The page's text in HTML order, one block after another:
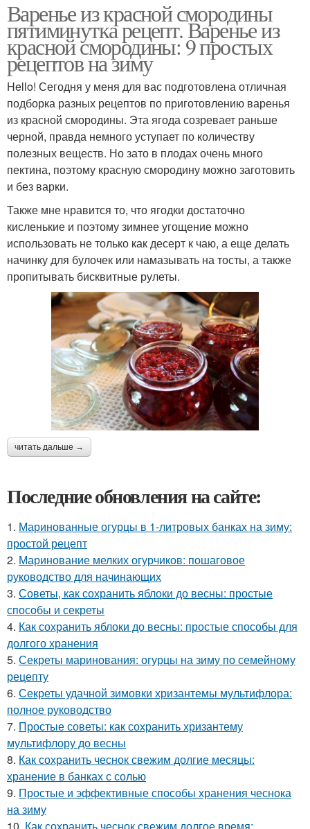
Варенье из красной смородины
пятиминутка рецепт. Варенье из
красной смородины: 9 простых
рецептов на зиму
Hello! Сегодня у меня для вас подготовлена отличная
подборка разных рецептов по приготовлению варенья
из красной смородины. Эта ягода созревает раньше
черной, правда немного уступает по количеству
полезных веществ. Но зато в плодах очень много
пектина, поэтому красную смородину можно заготовить
и без варки.
Также мне нравится то, что ягодки достаточно
кисленькие и поэтому зимнее угощение можно
использовать не только как десерт к чаю, а еще делать
начинку для булочек или намазывать на тосты, а также
пропитывать бисквитные рулеты.
читать дальше →
Последние обновления на сайте:
1. Маринованные огурцы в 1-литровых банках на зиму:
простой рецепт
2. Маринование мелких огурчиков: пошаговое
руководство для начинающих
3. Советы, как сохранить яблоки до весны: простые
способы и секреты
4. Как сохранить яблоки до весны: простые способы для
долгого хранения
5. Секреты маринования: огурцы на зиму по семейному
рецепту
6. Секреты удачной зимовки хризантемы мультифлора:
полное руководство
7. Простые советы: как сохранить хризантему
мультифлору до весны
8. Как сохранить чеснок свежим долгие месяцы:
хранение в банках с солью
9. Простые и эффективные способы хранения чеснока
на зиму
10. Как сохранить чеснок свежим долгое время: